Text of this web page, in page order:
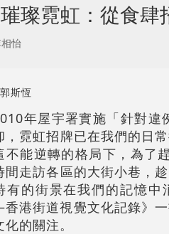
璨霓虹：從食
怡
斯恆
年屋宇署實施「針對
，霓虹招牌已在我們的日
不能逆轉的格局下，為了
間走訪各區的大街小巷，
有的街景在我們的記憶
港街道視覺文化記錄》一
的關注。